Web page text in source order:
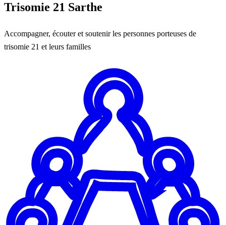
Trisomie 21 Sarthe
Accompagner, écouter et soutenir les personnes porteuses de
trisomie 21 et leurs familles